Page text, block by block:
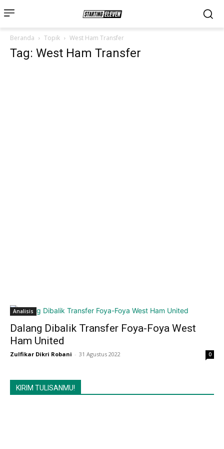
Beranda Topik West Ham Transfer
Tag: West Ham Transfer
Analisis
Dalang Dibalik Transfer Foya-Foya West
Ham United
Zulfikar Dikri Robani - 31 Agustus 2022 0
KIRIM TULISANMU!